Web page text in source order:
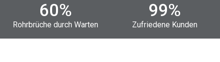
60%
Rohrbrüche durch Warten
99%
Zufriedene Kunden